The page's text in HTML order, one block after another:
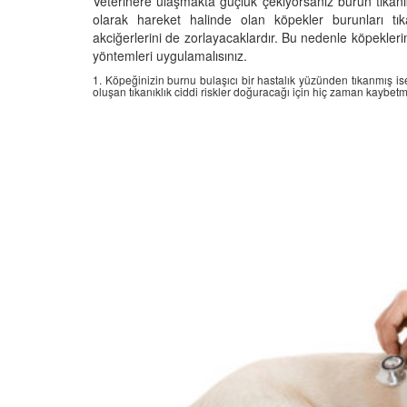
olarak hareket halinde olan köpekler burunları
akciğerlerini de zorlayacaklardır. Bu nedenle
yöntemleri uygulamalısınız.
1. Köpeğinizin burnu bulaşıcı bir hastalık yüzünden tıkanmış
oluşan tıkanıklık ciddi riskler doğuracağı için hiç zaman
Neler
Köpeklerden
Geçebilen Parazitler:
Tarihte Askeri
Görevleri: Savaş
Dört Ayaklı
Köpek Sağlığı:
Kulak İltihabı: